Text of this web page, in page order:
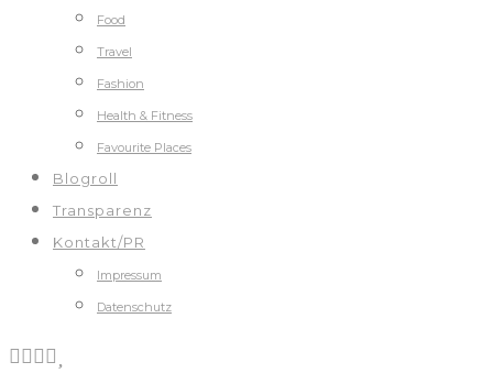
Food
Travel
Fashion
Health & Fitness
Favourite Places
Blogroll
Transparenz
Kontakt/PR
Impressum
Datenschutz